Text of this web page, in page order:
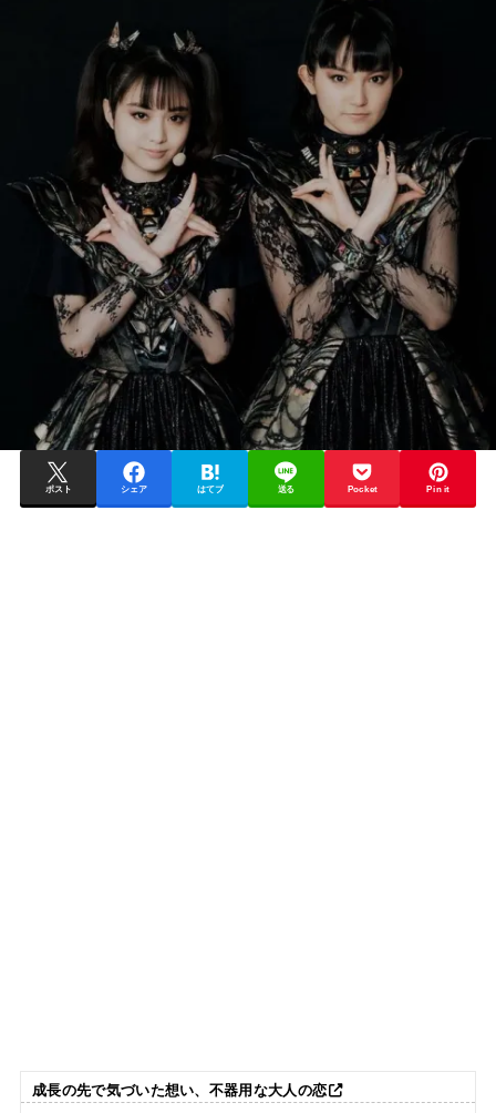
ポスト シェア はてブ 送る Pocket Pin it
成長の先で気づいた想い、不器用な大人の恋